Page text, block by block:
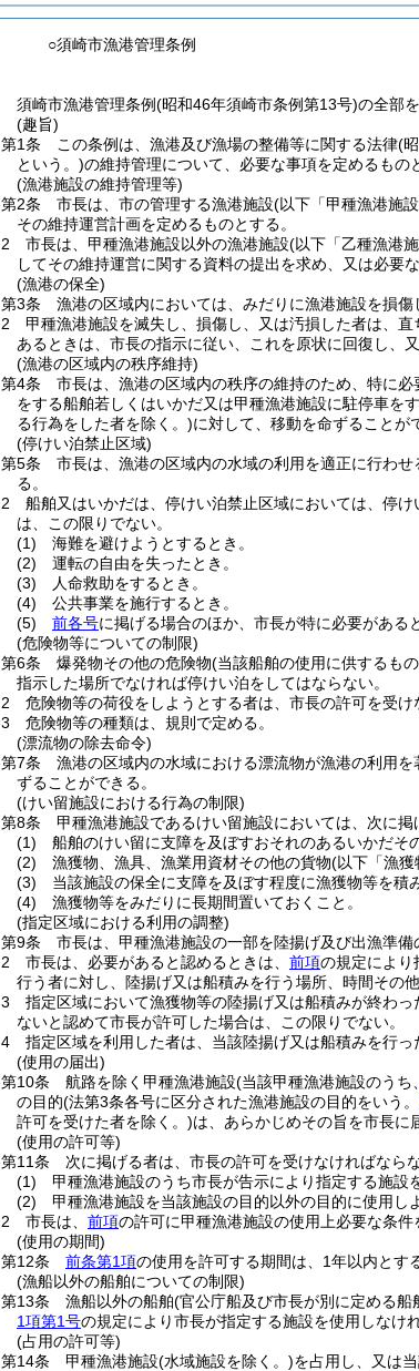
○須崎市漁港管理条例
須崎市漁港管理条例(昭和46年須崎市条例第13号)の全部を
(趣旨)
第1条
この条例は、漁港及び漁場の整備等に関する法律(
という。)の維持管理について、必要な事項を定めるもの
(漁港施設の維持管理等)
第2条
市長は、市の管理する漁港施設(以下「甲種漁港施
その維持運営計画を定めるものとする。
2
市長は、甲種漁港施設以外の漁港施設(以下「乙種漁港
してその維持運営に関する資料の提出を求め、又は必要
(漁港の保全)
第3条
漁港の区域内においては、みだりに漁港施設を損
2
甲種漁港施設を滅失し、損傷し、又は汚損した者は、
あるときは、市長の指示に従い、これを原状に回復し、
(漁港の区域内の秩序維持)
第4条
市長は、漁港の区域内の秩序の維持のため、特に
をする船舶若しくはいかだ又は甲種漁港施設に駐停車を
る行為をした者を除く。)に対して、移動を命ずることが
(停けい泊禁止区域)
第5条
市長は、漁港の区域内の水域の利用を適正に行わ
る。
2
船舶又はいかだは、停けい泊禁止区域においては、停け
は、この限りでない。
(1)
海難を避けようとするとき。
(2)
運転の自由を失ったとき。
(3)
人命救助をするとき。
(4)
公共事業を施行するとき。
(5)
前各号に掲げる場合のほか、市長が特に必要がある
(危険物等についての制限)
第6条
爆発物その他の危険物(当該船舶の使用に供するも
指示した場所でなければ停けい泊をしてはならない。
2
危険物等の荷役をしようとする者は、市長の許可を受け
3
危険物等の種類は、規則で定める。
(漂流物の除去命令)
第7条
漁港の区域内の水域における漂流物が漁港の利用
ずることができる。
(けい留施設における行為の制限)
第8条
甲種漁港施設であるけい留施設においては、次に掲
(1)
船舶のけい留に支障を及ぼすおそれのあるいかだそ
(2)
漁獲物、漁具、漁業用資材その他の貨物(以下「漁獲
(3)
当該施設の保全に支障を及ぼす程度に漁獲物等を積
(4)
漁獲物等をみだりに長期間置いておくこと。
(指定区域における利用の調整)
第9条
市長は、甲種漁港施設の一部を陸揚げ及び出漁準備
2
市長は、必要があると認めるときは、 前項の規定により
行う者に対し、陸揚げ又は船積みを行う場所、時間その
3
指定区域において漁獲物等の陸揚げ又は船積みが終わ
ないと認めて市長が許可した場合は、この限りでない。
4
指定区域を利用した者は、当該陸揚げ又は船積みを行っ
(使用の届出)
第10条
航路を除く甲種漁港施設(当該甲種漁港施設のうち
の目的(法第3条各号に区分された漁港施設の目的をいう。
許可を受けた者を除く。)は、あらかじめその旨を市長に
(使用の許可等)
第11条
次に掲げる者は、市長の許可を受けなければならな
(1)
甲種漁港施設のうち市長が告示により指定する施設
(2)
甲種漁港施設を当該施設の目的以外の目的に使用し
2
市長は、 前項の許可に甲種漁港施設の使用上必要な条件
(使用の期間)
第12条
前条第1項の使用を許可する期間は、1年以内とする
(漁船以外の船舶についての制限)
第13条
漁船以外の船舶(官公庁船及び市長が別に定める船
1項第1号の規定により市長が指定する施設を使用しなけ
(占用の許可等)
第14条
甲種漁港施設(水域施設を除く。)を占用し、又は